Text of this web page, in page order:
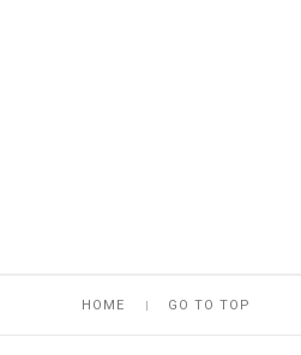
HOME GO TO TOP